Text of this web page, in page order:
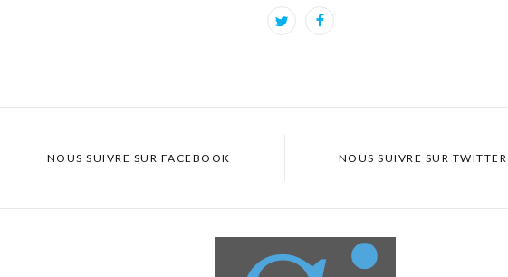
NOUS SUIVRE SUR FACEBOOK NOUS SUIVRE SUR TWITTER